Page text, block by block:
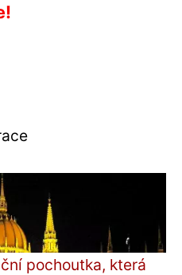
pochoutka, která